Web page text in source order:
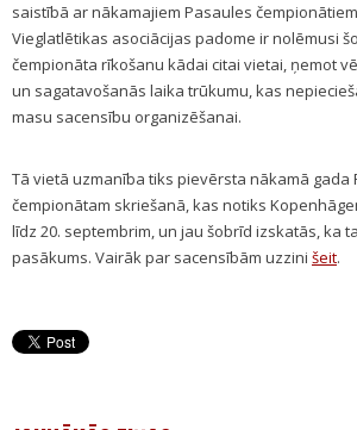
saistībā ar nākamajiem Pasaules
Vieglatlētikas asociācijas padome ir nolēmusi
čempionāta rīkošanu kādai citai vietai, ņemot
un sagatavošanās laika trūkumu, kas
masu sacensību organizēšanai.
Tā vietā uzmanība tiks pievērsta nākamā gada
čempionātam skriešanā, kas notiks
līdz 20. septembrim, un jau šobrīd izskatās, ka
pasākums. Vairāk par sacensībām uzzini šeit.